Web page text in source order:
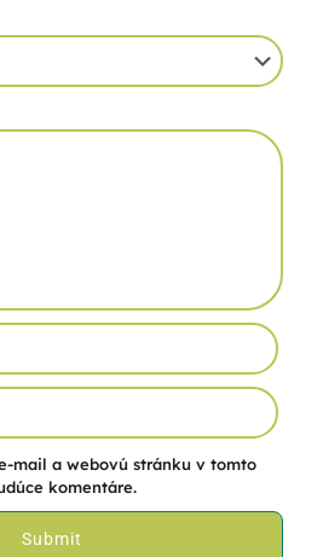
mail a webovú stránku v tomto
komentáre.